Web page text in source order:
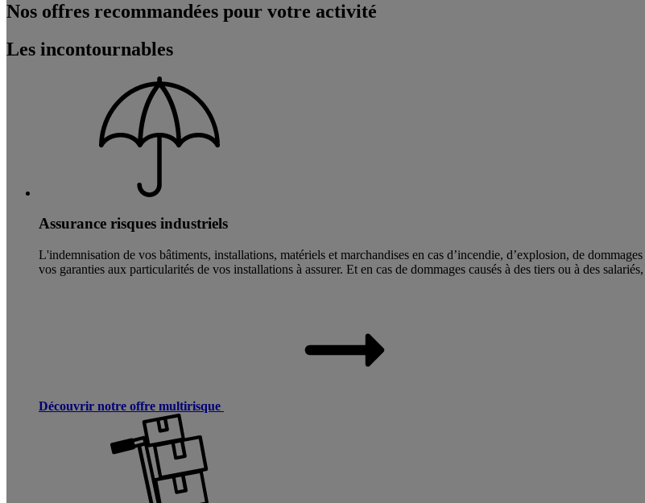
Nos offres recommandées pour votre activité
Les incontournables
Assurance risques industriels
L'indemnisation de vos bâtiments, installations, matériels et marchandises en cas d’incendie, d’explosion, de
vos garanties aux particularités de vos installations à assurer. Et en cas de dommages causés à des tiers ou à des
Découvrir notre offre multirisque